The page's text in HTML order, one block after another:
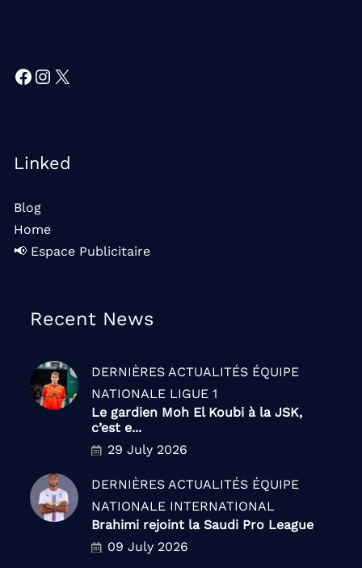
Facebook
Instagram
X
Linked
Blog
Home
📢 Espace Publicitaire
Recent News
DERNIÈRES ACTUALITÉS ÉQUIPE
NATIONALE LIGUE 1
Le gardien Moh El Koubi à la JSK,
c’est e...
29 July 2026
DERNIÈRES ACTUALITÉS ÉQUIPE
NATIONALE INTERNATIONAL
Brahimi rejoint la Saudi Pro League
09 July 2026